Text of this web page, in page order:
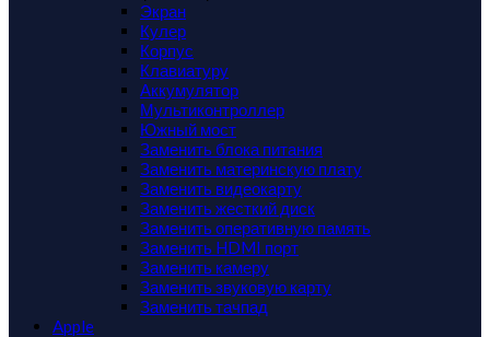
Экран
Кулер
Корпус
Клавиатуру
Аккумулятор
Мультиконтроллер
Южный мост
Заменить блока питания
Заменить материнскую плату
Заменить видеокарту
Заменить жесткий диск
Заменить оперативную память
Заменить HDMI порт
Заменить камеру
Заменить звуковую карту
Заменить тачпад
Apple